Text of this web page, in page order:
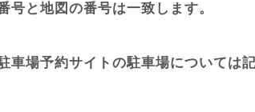
と地図の番号は一致します。
場予約サイトの駐車場については